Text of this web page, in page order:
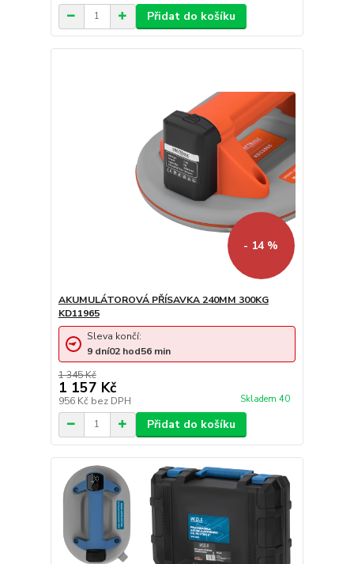
Přidat do košíku
- 14 %
AKUMULÁTOROVÁ PŘÍSAVKA 240MM 300KG
KD11965
1 345 Kč
1 157 Kč
956 Kč bez DPH Skladem 40
Sleva končí:
9 dní02 hod56 min
Přidat do košíku